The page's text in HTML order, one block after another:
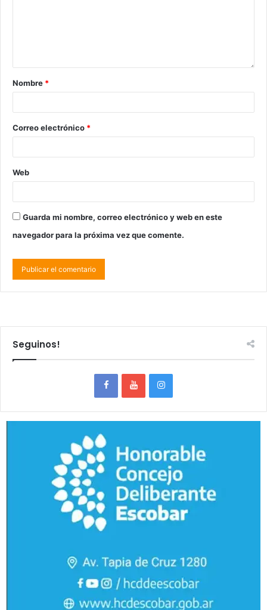
Nombre *
Correo electrónico *
Web
Guarda mi nombre, correo electrónico y web en este
navegador para la próxima vez que comente.
Seguinos!